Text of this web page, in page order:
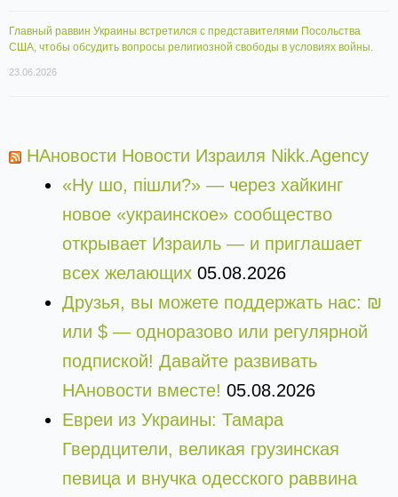
Главный раввин Украины встретился с представителями Посольства
США, чтобы обсудить вопросы религиозной свободы в условиях войны.
23.06.2026
НАновости Новости Израиля Nikk.Agency
«Ну шо, пішли?» — через хайкинг
новое «украинское» сообщество
открывает Израиль — и приглашает
всех желающих 05.08.2026
Друзья, вы можете поддержать нас: ₪
или $ — одноразово или регулярной
подпиской! Давайте развивать
НАновости вместе! 05.08.2026
Евреи из Украины: Тамара
Гвердцители, великая грузинская
певица и внучка одесского раввина